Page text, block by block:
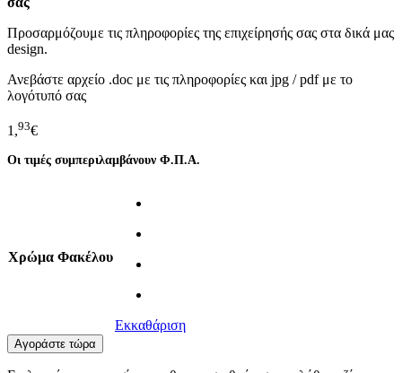
Προσαρμόζουμε τις πληροφορίες της επιχείρησής σας στα δικά μας
design.
Ανεβάστε αρχείο .doc με τις πληροφορίες και jpg / pdf με το
λογότυπό σας
1,93€
Οι τιμές συμπεριλαμβάνουν Φ.Π.Α.
Χρώμα Φακέλου
Εκκαθάριση
Αγοράστε τώρα